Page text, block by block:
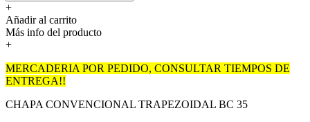
+
Añadir al carrito
Más info del producto
+
MERCADERIA POR PEDIDO, CONSULTAR TIEMPOS DE
ENTREGA!!
CHAPA CONVENCIONAL TRAPEZOIDAL BC 35